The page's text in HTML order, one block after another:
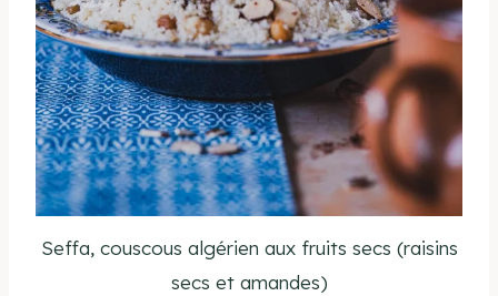
Seffa, couscous algérien aux fruits secs (raisins
secs et amandes)